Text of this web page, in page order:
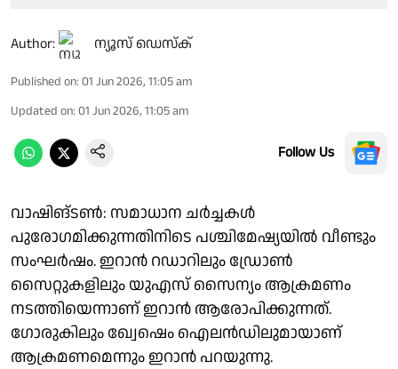
Author: ന്യൂസ് ഡെസ്ക്
Published on: 01 Jun 2026, 11:05 am
Updated on: 01 Jun 2026, 11:05 am
Follow Us
വാഷിങ്ടണ്‍: സമാധാന ചര്‍ച്ചകള്‍
പുരോഗമിക്കുന്നതിനിടെ പശ്ചിമേഷ്യയില്‍ വീണ്ടും
സംഘര്‍ഷം. ഇറാന്‍ റഡാറിലും ഡ്രോണ്‍
സൈറ്റുകളിലും യുഎസ് സൈന്യം ആക്രമണം
നടത്തിയെന്നാണ് ഇറാന്‍ ആരോപിക്കുന്നത്.
ഗോരുകിലും ഖ്വേഷെം ഐലന്‍ഡിലുമായാണ്
ആക്രമണമെന്നും ഇറാന്‍ പറയുന്നു.